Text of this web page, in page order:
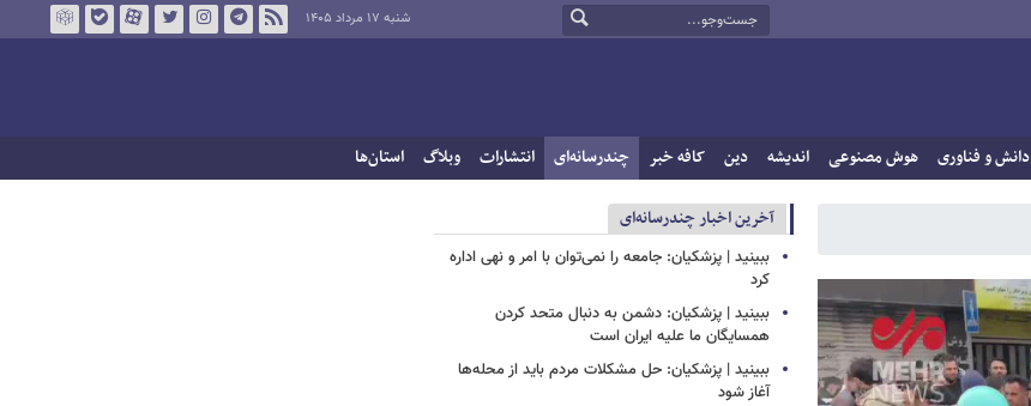
شنبه ۱۷ مرداد ۱۴۰۵
دانش و فناوری هوش مصنوعی اندیشه دین کافه خبر چندرسانه‌ای انتشارات وبلاگ استان‌ها
آخرین اخبار چندرسانه‌ای
ببینید | پزشکیان: جامعه را نمی‌توان با امر و نهی اداره
کرد
ببینید | پزشکیان: دشمن به دنبال متحد کردن
همسایگان ما علیه ایران است
ببینید | پزشکیان: حل مشکلات مردم باید از محله‌ها
آغاز شود